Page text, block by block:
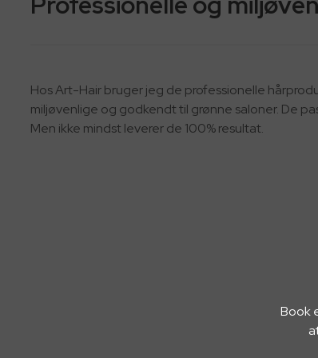
Hos Art-Hair bruger jeg de professionelle
miljøvenlige og godkendt til grønne saloner. De
Men ikke mindst leverer de 100% resultat.
Book